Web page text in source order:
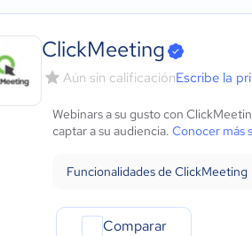
ClickMeeting
Aún sin calificaciónEscribe la
Webinars a su gusto con
captar a su audiencia. Conocer más
Funcionalidades de ClickMeeting
Comparar